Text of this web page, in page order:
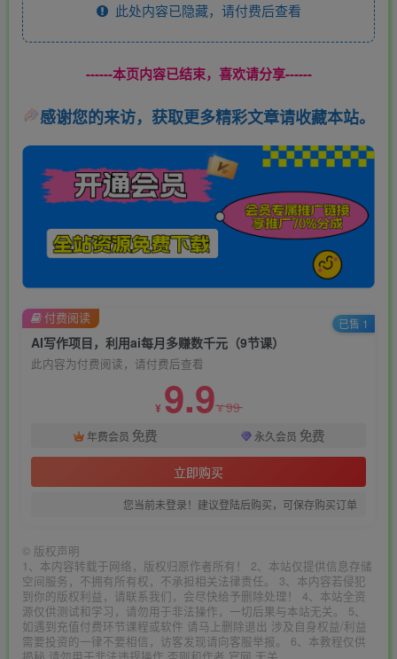
此处内容已隐藏，请付费后查看
------本页内容已结束，喜欢请分享------
感谢您的来访，获取更多精彩文章请收藏本站。
AI写作项目，利用ai每月多赚数千元（9节课）
此内容为付费阅读，请付费后查看
¥ 9.9¥99
年费会员 免费 永久会员 免费
立即购买
您当前未登录！建议登陆后购买，可保存购买订单
付费阅读 已售 1
© 版权声明
1、本内容转载于网络，版权归原作者所有！ 2、本站仅提供信息存储
空间服务，不拥有所有权，不承担相关法律责任。 3、本内容若侵犯
到你的版权利益，请联系我们，会尽快给予删除处理！ 4、本站全资
源仅供测试和学习，请勿用于非法操作，一切后果与本站无关。 5、
如遇到充值付费环节课程或软件 请马上删除退出 涉及自身权益/利益
需要投资的一律不要相信，访客发现请向客服举报。 6、本教程仅供